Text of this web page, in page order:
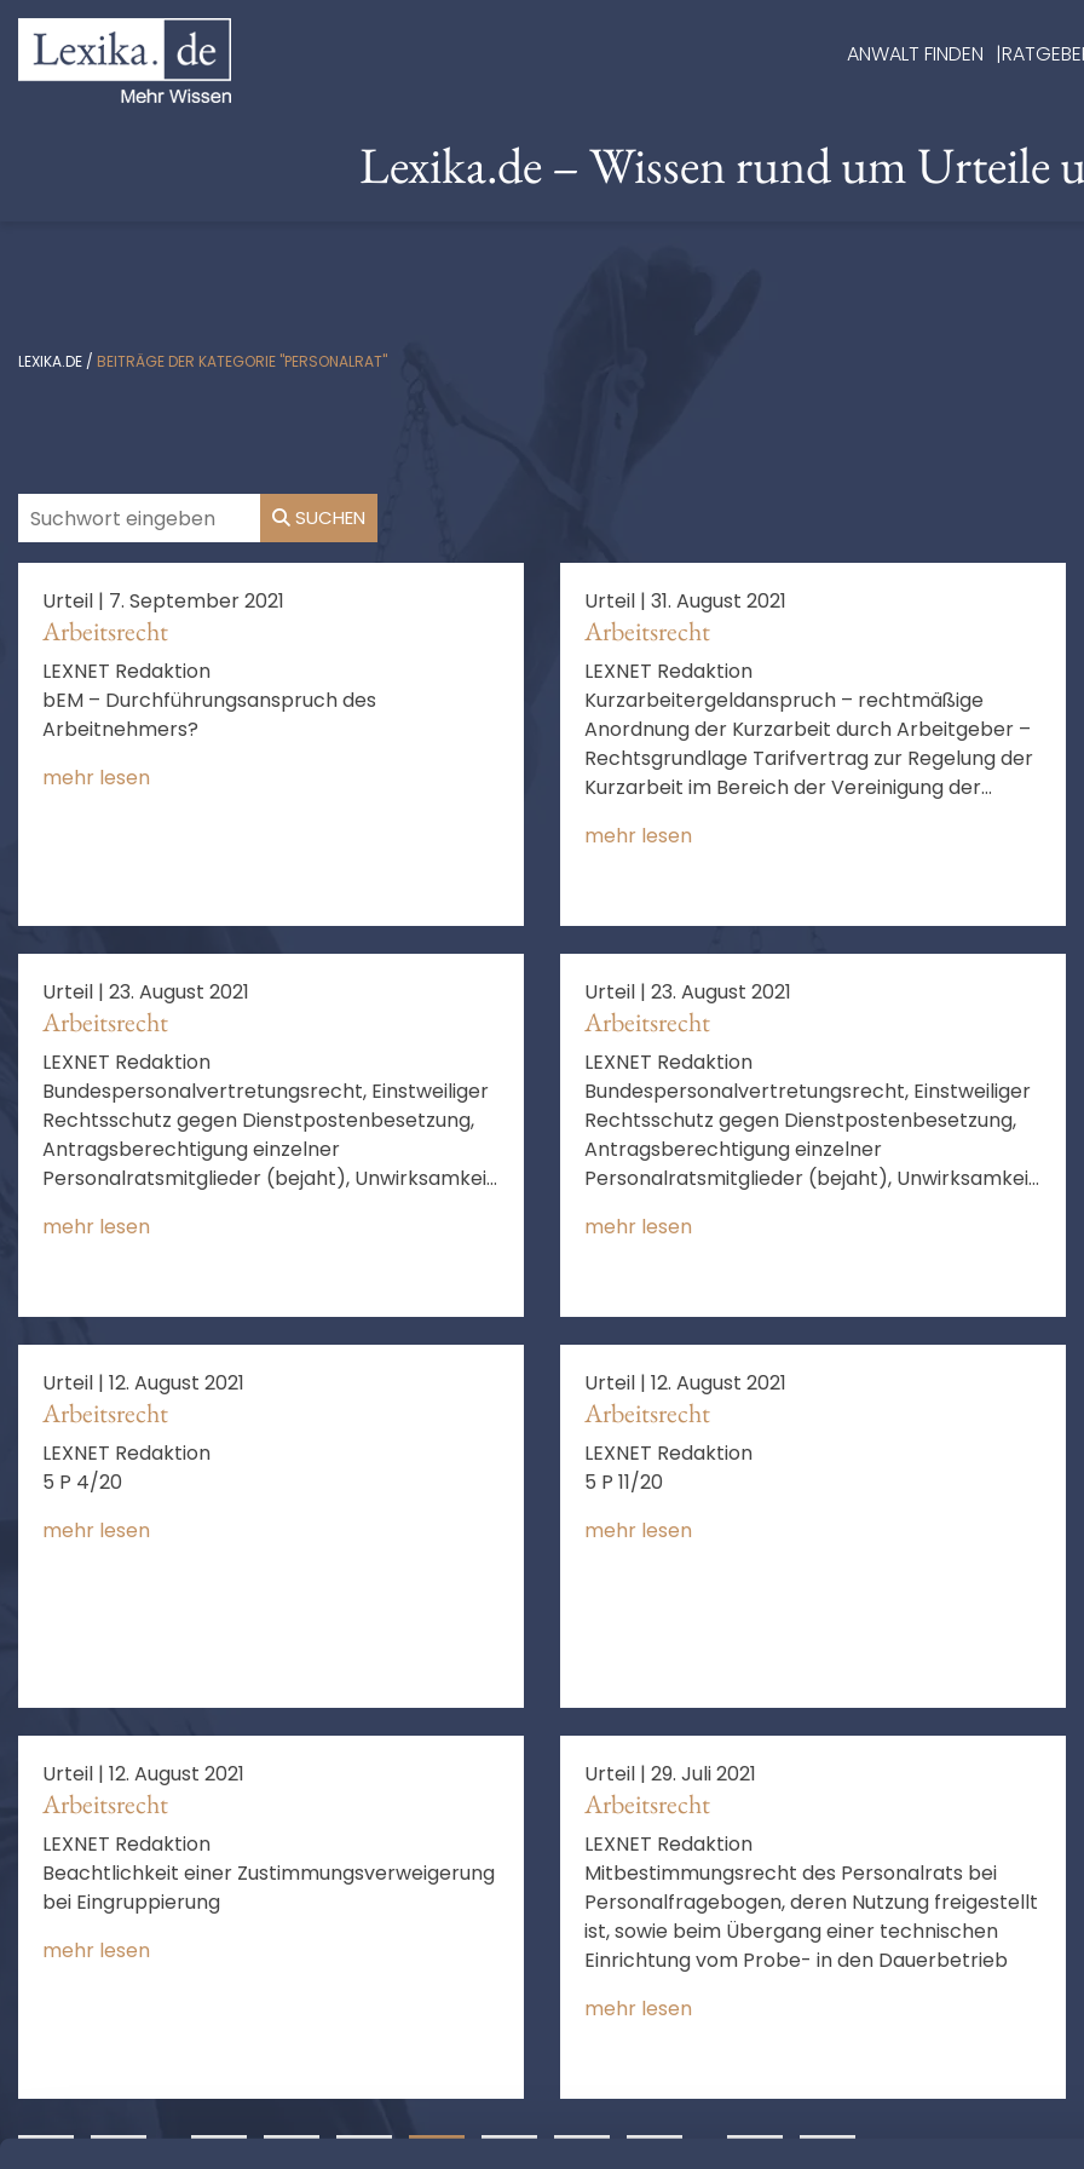
ANWALT FINDEN
Lexika.de – Wissen rund um Urteile
LEXIKA.DE / BEITRÄGE DER KATEGORIE "PERSONALRAT"
SUCHEN
Urteil | 7. September 2021
Arbeitsrecht
LEXNET Redaktion
bEM – Durchführungsanspruch des
Arbeitnehmers?
mehr lesen
Urteil | 31. August 2021
Arbeitsrecht
LEXNET Redaktion
Kurzarbeitergeldanspruch – rechtmäßige
Anordnung der Kurzarbeit durch Arbeitgeber –
Rechtsgrundlage Tarifvertrag zur Regelung der
Kurzarbeit im Bereich der Vereinigung der
Anwendung auch auf Beschäftigte in
mehr lesen
Urteil | 23. August 2021
Arbeitsrecht
LEXNET Redaktion
Bundespersonalvertretungsrecht, Einstweiliger
Rechtsschutz gegen Dienstpostenbesetzung,
Antragsberechtigung einzelner
Personalratsmitglieder (bejaht), Unwirksamkeit
(verneint)
mehr lesen
Urteil | 23. August 2021
Arbeitsrecht
LEXNET Redaktion
Bundespersonalvertretungsrecht, Einstweiliger
Rechtsschutz gegen Dienstpostenbesetzung,
Antragsberechtigung einzelner
Personalratsmitglieder (bejaht), Unwirksamkeit
(verneint)
mehr lesen
Urteil | 12. August 2021
Arbeitsrecht
LEXNET Redaktion
5 P 4/20
mehr lesen
Urteil | 12. August 2021
Arbeitsrecht
LEXNET Redaktion
5 P 11/20
mehr lesen
Urteil | 12. August 2021
Arbeitsrecht
LEXNET Redaktion
Beachtlichkeit einer Zustimmungsverweigerung
bei Eingruppierung
mehr lesen
Urteil | 29. Juli 2021
Arbeitsrecht
LEXNET Redaktion
Mitbestimmungsrecht des Personalrats bei
Personalfragebogen, deren Nutzung freigestellt
ist, sowie beim Übergang einer technischen
Einrichtung vom Probe- in den Dauerbetrieb
mehr lesen